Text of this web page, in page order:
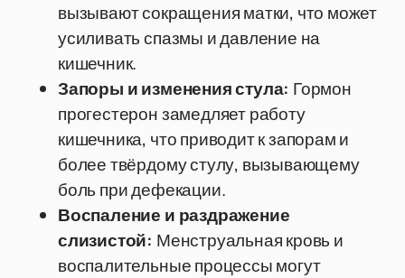
вызывают сокращения матки, что может
усиливать спазмы и давление на
кишечник.
Запоры и изменения стула: Гормон
прогестерон замедляет работу
кишечника, что приводит к запорам и
более твёрдому стулу, вызывающему
боль при дефекации.
Воспаление и раздражение
слизистой: Менструальная кровь и
воспалительные процессы могут